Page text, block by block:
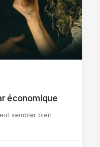
économique
sembler bien